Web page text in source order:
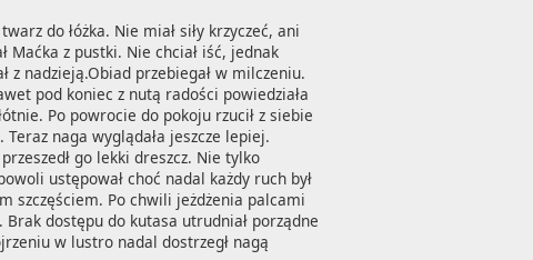
do łóżka. Nie miał siły krzyczeć, ani
Maćka z pustki. Nie chciał iść, jednak
z nadzieją.Obiad przebiegał w milczeniu.
pod koniec z nutą radości powiedziała
Po powrocie do pokoju rzucił z siebie
naga wyglądała jeszcze lepiej.
go lekki dreszcz. Nie tylko
ustępował choć nadal każdy ruch był
szczęściem. Po chwili jeżdżenia palcami
dostępu do kutasa utrudniał porządne
w lustro nadal dostrzegł nagą